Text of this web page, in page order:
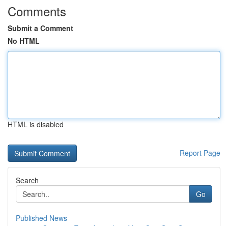
Comments
Submit a Comment
No HTML
HTML is disabled
Report Page
Search
Go
Published News